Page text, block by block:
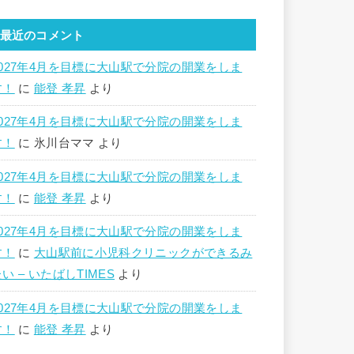
最近のコメント
年4月を目標に大山駅で分院の開業をしま
に 能登 孝昇 より
年4月を目標に大山駅で分院の開業をしま
に 氷川台ママ より
年4月を目標に大山駅で分院の開業をしま
に 能登 孝昇 より
年4月を目標に大山駅で分院の開業をしま
に 大山駅前に小児科クリニックができるみ
い – いたばしTIMES より
年4月を目標に大山駅で分院の開業をしま
に 能登 孝昇 より